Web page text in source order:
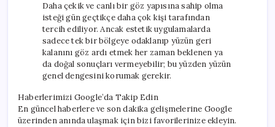
Daha çekik ve canlı bir göz yapısına sahip olma
isteği gün geçtikçe daha çok kişi tarafından
tercih ediliyor. Ancak estetik uygulamalarda
sadece tek bir bölgeye odaklanıp yüzün geri
kalanını göz ardı etmek her zaman beklenen ya
da doğal sonuçları vermeyebilir; bu yüzden yüzün
genel dengesini korumak gerekir.
Haberlerimizi Google’da Takip Edin
En güncel haberlere ve son dakika gelişmelerine Google
üzerinden anında ulaşmak için bizi favorilerinize ekleyin.